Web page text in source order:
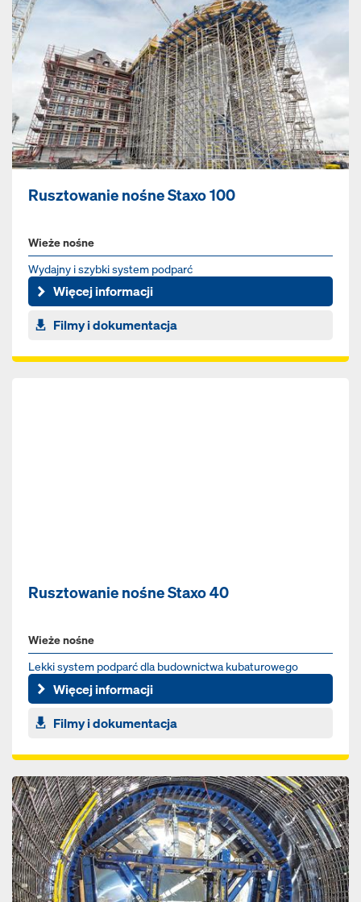
Rusztowanie nośne Staxo 100
Wieże nośne
Wydajny i szybki system podparć
Więcej informacji
Filmy i dokumentacja
Rusztowanie nośne Staxo 40
Wieże nośne
Lekki system podparć dla budownictwa kubaturowego
Więcej informacji
Filmy i dokumentacja